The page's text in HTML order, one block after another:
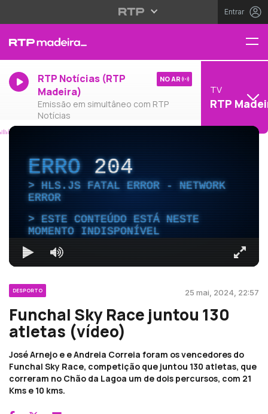
Entrar
RTP Notícias (RTP
Madeira)
Emissão em simultâneo com RTP
Notícias
NO AR
TV
RTP
ERRO204
HLS.JS FATAL ERROR - NETWORK
ERROR
ESTE CONTEÚDO ESTÁ NESTE
MOMENTO INDISPONÍVEL
DESPORTO 25 mai, 2024, 22:57
Funchal Sky Race juntou 130
atletas (vídeo)
José Arnejo e e Andreia Correia foram os vencedores do
Funchal Sky Race, competição que juntou 130 atletas, que
correram no Chão da Lagoa um de dois percursos, com 21
Kms e 10 kms.